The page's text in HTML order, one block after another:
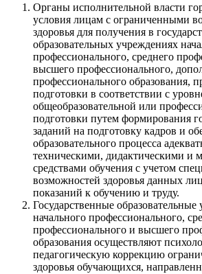
Органы исполнительной власти
условия лицам с ограниченными
здоровья для получения в
образовательных учреждениях
профессионального, среднего
высшего профессионального,
профессионального образования,
подготовки в соответствии с
общеобразовательной или
подготовки путем формирования
заданий на подготовку кадров и
образовательного процесса
техническими, дидактическими и
средствами обучения с учетом
возможностей здоровья данных
показаний к обучению и труду.
Государственные образовательные
начального профессионального,
профессионального и высшего
образования осуществляют
педагогическую коррекцию
здоровья обучающихся,